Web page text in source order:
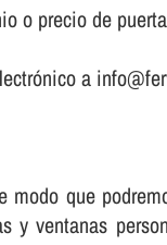
o precio de
a
que
ventanas